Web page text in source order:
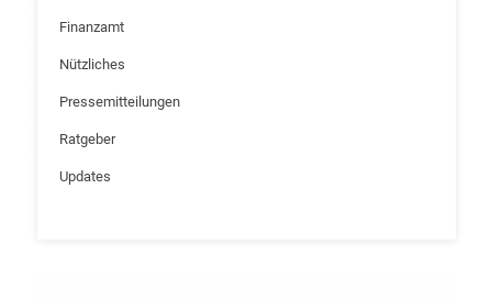
Finanzamt
Nützliches
Pressemitteilungen
Ratgeber
Updates